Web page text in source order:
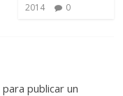
2014
0
para publicar un